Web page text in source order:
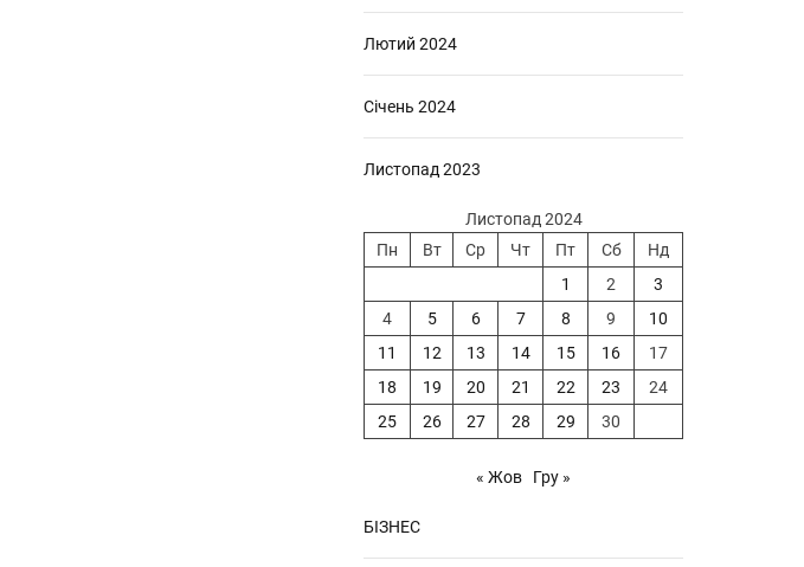
Лютий 2024
Січень 2024
Листопад 2023
Листопад 2024
Пн
Вт Ср Чт Пт Сб
Нд
1
2
3
4
5 6 7 8 9
10
11
12 13 14 15 16
17
18
19 20 21 22 23
24
25
26 27 28 29 30
« Жов Гру »
БІЗНЕС